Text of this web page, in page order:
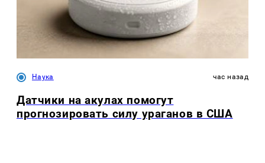
Наука час назад
Датчики на акулах помогут
прогнозировать силу ураганов в США